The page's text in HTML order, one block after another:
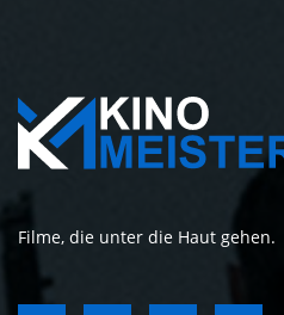
Filme, die unter die Haut gehen.